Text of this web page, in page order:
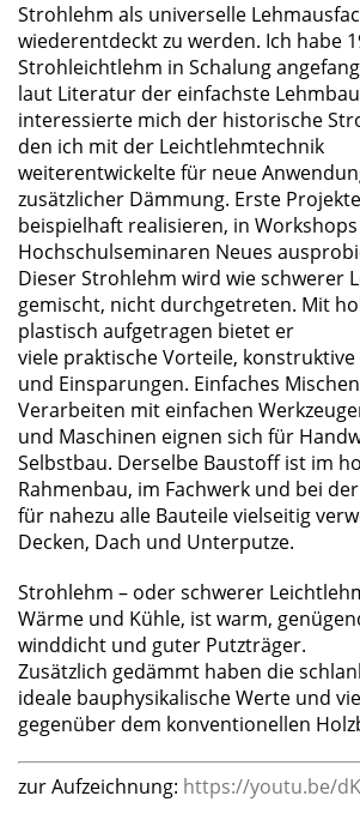
Strohlehm als universelle
wiederentdeckt zu werden. Ich habe
Strohleichtlehm in Schalung
laut Literatur der einfachste
interessierte mich der historische
den ich mit der Leichtlehmtechnik
weiterentwickelte für neue
zusätzlicher Dämmung. Erste
beispielhaft realisieren, in
Hochschulseminaren Neues
Dieser Strohlehm wird wie schwerer
gemischt, nicht durchgetreten. Mit
plastisch aufgetragen bietet er
viele praktische Vorteile,
und Einsparungen. Einfaches
Verarbeiten mit einfachen
und Maschinen eignen sich für
Selbstbau. Derselbe Baustoff ist im
Rahmenbau, im Fachwerk und bei
für nahezu alle Bauteile vielseitig
Decken, Dach und Unterputze.
Strohlehm – oder schwerer
Wärme und Kühle, ist warm,
winddicht und guter Putzträger.
Zusätzlich gedämmt haben die
ideale bauphysikalische Werte und
gegenüber dem konventionellen
zur Aufzeichnung: https://youtu.be/